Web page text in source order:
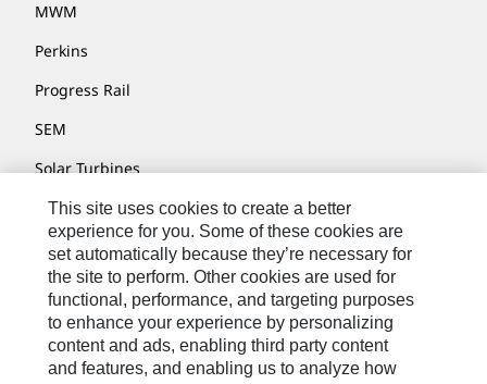
MWM
Perkins
Progress Rail
SEM
Solar Turbines
SPM Oil & Gas
Turner Powertrain Systems
Fale Conosco
Mapa Do Local
This site uses cookies to create a better
experience for you. Some of these cookies are
set automatically because they’re necessary for
the site to perform. Other cookies are used for
functional, performance, and targeting purposes
to enhance your experience by personalizing
content and ads, enabling third party content
and features, and enabling us to analyze how